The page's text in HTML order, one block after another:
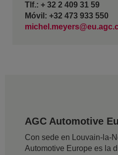
Tlf.: + 32 2 409 31 59
Móvil: +32 473 933 550
AGC Automotive
Con sede en Louvain-la-
Automotive Europe es la